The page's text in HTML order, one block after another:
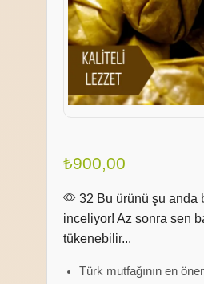
₺900,00
32 Bu ürünü şu anda
inceliyor! Az sonra sen
tükenebilir...
Türk mutfağının en